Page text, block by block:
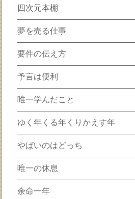
四次元本棚
夢を売る仕事
要件の伝え方
予言は便利
唯一学んだこと
ゆく年くる年くりかえす年
やばいのはどっち
唯一の休息
余命一年